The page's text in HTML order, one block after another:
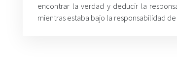
encontrar la verdad y deducir la
mientras estaba bajo la responsabilidad